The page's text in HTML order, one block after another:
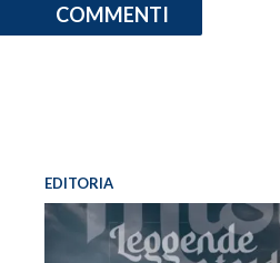
COMMENTI
EDITORIA